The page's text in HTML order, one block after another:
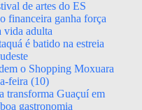
de artes do ES
financeira ganha força
vida adulta
é batido na estreia
o Shopping Moxuara
feira (10)
transforma Guaçuí em
gastronomia